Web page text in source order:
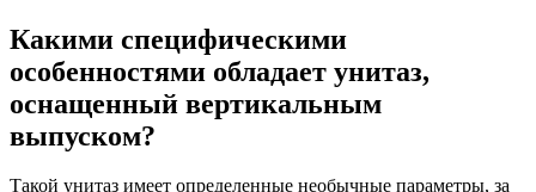
Какими специфическими
особенностями обладает унитаз,
оснащенный вертикальным
выпуском?
Такой унитаз имеет определенные необычные параметры, за